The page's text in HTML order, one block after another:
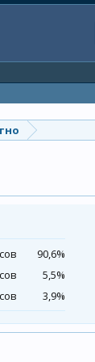
90,6%
5,5%
3,9%